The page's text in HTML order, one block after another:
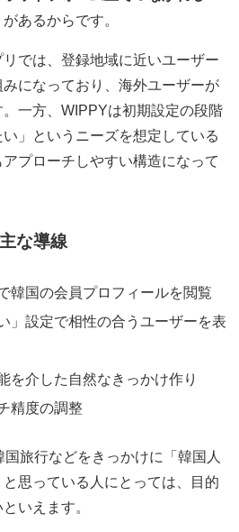
があるからです。
では、登録地域に近いユーザー
になっており、海外ユーザーが
一方、WIPPYは初期設定の段階
」というニーズを想定している
プローチしやすい構造になって
な導線
韓国の会員プロフィールを閲覧
」設定で相性の合うユーザーを表
を介した自然なきっかけ作り
精度の調整
旅行などをきっかけに「韓国人
思っている人にとっては、目的
いえます。